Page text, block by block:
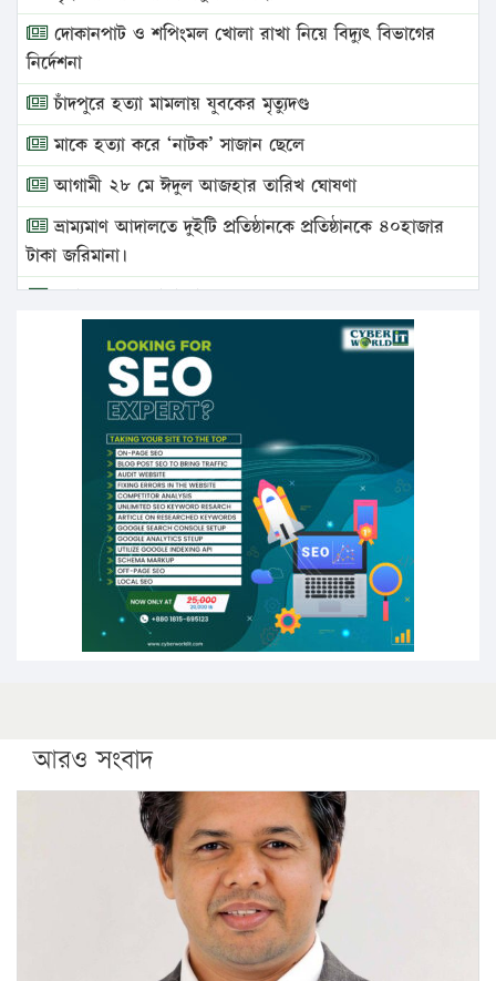
দোকানপাট ও শপিংমল খোলা রাখা নিয়ে বিদ্যুৎ বিভাগের
নির্দেশনা
চাঁদপুরে হত্যা মামলায় যুবকের মৃত্যুদণ্ড
মাকে হত্যা করে ‘নাটক’ সাজান ছেলে
আগামী ২৮ মে ঈদুল আজহার তারিখ ঘোষণা
ভ্রাম্যমাণ আদালতে দুইটি প্রতিষ্ঠানকে প্রতিষ্ঠানকে ৪০হাজার
টাকা জরিমানা।
এবার লঞ্চের ভাড়া বাড়ল
১৭ থেকে ২১ শতাংশ বিদ্যুতের দাম বাড়ানোর প্রস্তাব পিডিবির
১৬ মে চাঁদপুর ও ২৫ মে ফেনী সফরে যাবেন প্রধানমন্ত্রী
উচ্চশিক্ষায় গৌরবময় অর্জন: পূর্ণ স্কলারশিপে যুক্তরাষ্ট্রে
পিএইচডি করছেন কুয়েটের কৃতি…
সারা দেশে বজ্রাঘাতে ১৪ জনের প্রাণহানি
কঠোর হচ্ছে এসএসসি ও এইচএসসি পরীক্ষা
ফরিদগঞ্জে আগুনে পুড়লো ৬ ব্যবসা প্রতিষ্ঠান
আরও সংবাদ